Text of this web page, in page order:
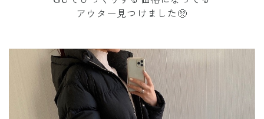
アウター見つけました🥺